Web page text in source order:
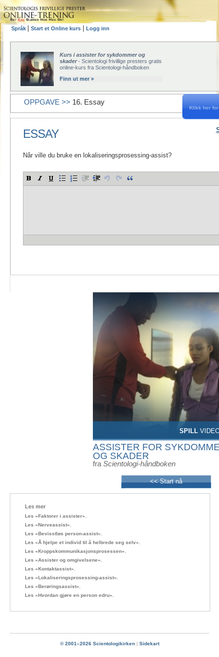
Språk Start et Online kurs Logg inn
SPILL
ASSISTER FOR
OG SKADER
fra Scientologi-håndboken
<< Start nå
Kurs i assister for sykdommer og
skader- Scientologi frivillige presters gratis
online-kurs fra Scientologi-håndboken
Finn ut mer »
Klikk her
OPPGAVE >> 16. Essay
ESSAY
Når ville du bruke en lokaliseringsprosessing-assist?
Les mer
Les «Faktorer i assister».
Les «Nerveassist».
Les «Bevisstløs person-assist».
Les «Å hjelpe et individ til å helbrede seg selv».
Les «Kroppskommunikasjonsprosessen».
Les «Assister og omgivelsene».
Les «Kontaktassist».
Les «Lokaliseringsprosessing-assist».
Les «Berøringsassist».
Les «Hvordan gjøre en person edru».
© 2001–2026 Scientologikirken| Sidekart